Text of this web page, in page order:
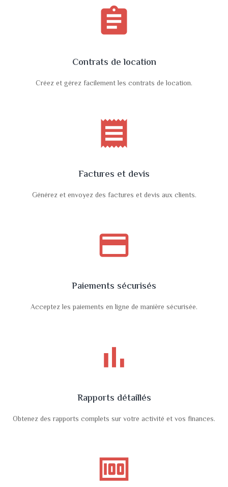
assignment
Contrats de location
Créez et gérez facilement les contrats de location.
receipt
Factures et devis
Générez et envoyez des factures et devis aux clients.
payment
Paiements sécurisés
Acceptez les paiements en ligne de manière sécurisée.
bar_chart
Rapports détaillés
Obtenez des rapports complets sur votre activité et vos finances.
money